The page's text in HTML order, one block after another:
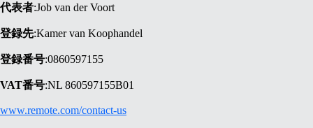
代表者:Job van der Voort
登録先:Kamer van Koophandel
登録番号:0860597155
VAT番号:NL 860597155B01
www.remote.com/contact-us